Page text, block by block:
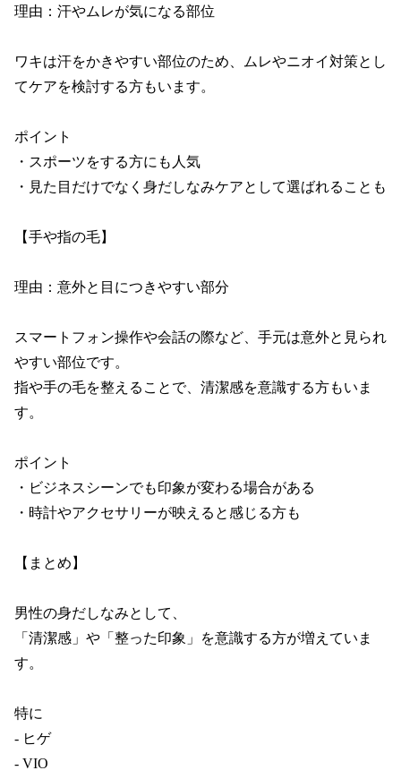
理由：汗やムレが気になる部位
ワキは汗をかきやすい部位のため、ムレやニオイ対策とし
てケアを検討する方もいます。
ポイント
・スポーツをする方にも人気
・見た目だけでなく身だしなみケアとして選ばれることも
【手や指の毛】
理由：意外と目につきやすい部分
スマートフォン操作や会話の際など、手元は意外と見られ
やすい部位です。
指や手の毛を整えることで、清潔感を意識する方もいま
す。
ポイント
・ビジネスシーンでも印象が変わる場合がある
・時計やアクセサリーが映えると感じる方も
【まとめ】
男性の身だしなみとして、
「清潔感」や「整った印象」を意識する方が増えていま
す。
特に
- ヒゲ
- VIO